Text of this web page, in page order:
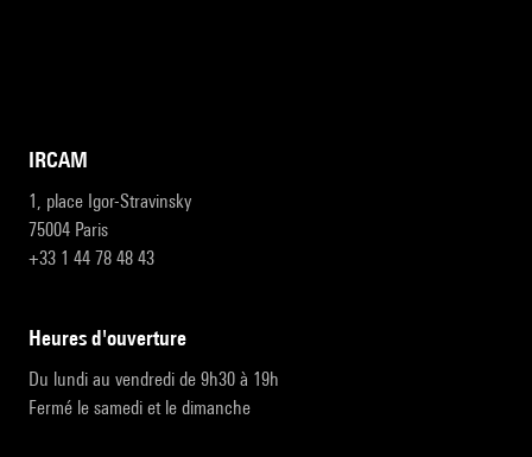
IRCAM
1, place Igor-Stravinsky
75004 Paris
+33 1 44 78 48 43
heures d'ouverture
Du lundi au vendredi de 9h30 à 19h
Fermé le samedi et le dimanche